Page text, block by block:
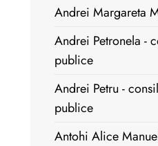
Andrei Margareta
Andrei Petronela -
publice
Andrei Petru -
publice
Antohi Alice